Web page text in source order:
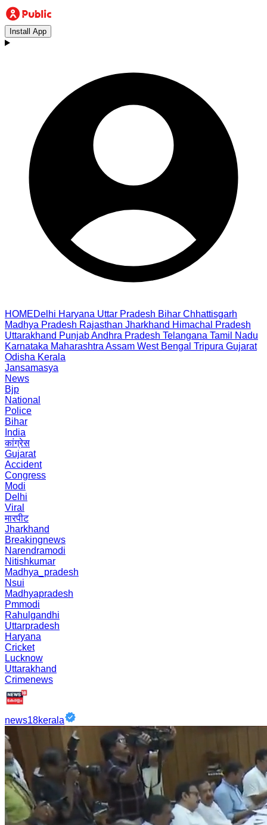
Install App
HOMEDelhi Haryana Uttar Pradesh Bihar Chhattisgarh
Madhya Pradesh Rajasthan Jharkhand Himachal Pradesh
Uttarakhand PunjabAndhra Pradesh Telangana Tamil Nadu
Karnataka Maharashtra Assam West Bengal Tripura Gujarat
Odisha Kerala
Jansamasya
News
Bjp
National
Police
Bihar
India
कांग्रेस
Gujarat
Accident
Congress
Modi
Delhi
Viral
मारपीट
Jharkhand
Breakingnews
Narendramodi
Nitishkumar
Madhya_pradesh
Nsui
Madhyapradesh
Pmmodi
Rahulgandhi
Uttarpradesh
Haryana
Cricket
Lucknow
Uttarakhand
Crimenews
news18kerala